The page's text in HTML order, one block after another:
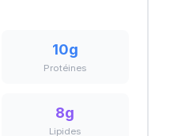
10g
Protéines
8g
Lipides